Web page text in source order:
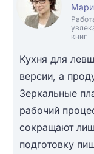
книг
Кухня для
версии, а
Зеркальные
рабочий
сокращают
подготовку